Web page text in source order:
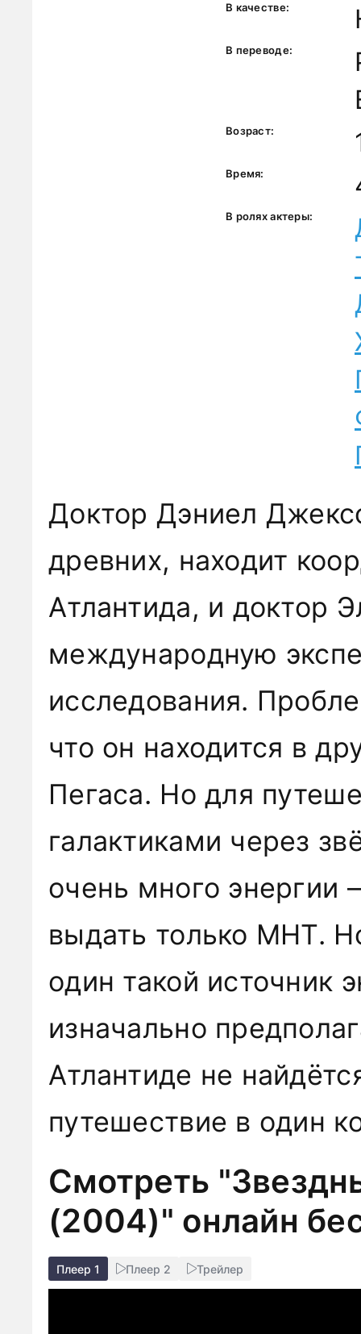
В качестве:
В переводе:
Возраст:
Время:
В ролях актеры:
Доктор Дэниел
древних, находит
Атлантида, и доктор
международную
исследования.
что он находится в
Пегаса. Но для
галактиками через
очень много энергии
выдать только МНТ.
один такой источник
изначально
Атлантиде не
путешествие в один
Смотреть
(2004)" онлайн
Плеер 1 Плеер 2 Трейлер